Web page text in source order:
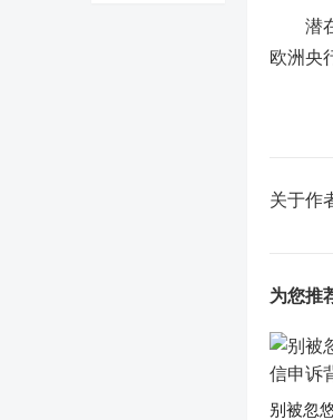
潜在
欧洲央
关于作
为您推
别被忽